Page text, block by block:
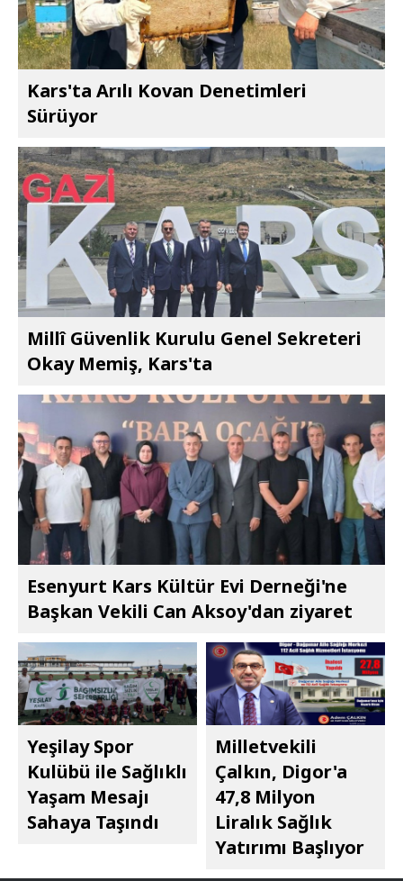
Kars'ta Arılı Kovan Denetimleri
Sürüyor
Millî Güvenlik Kurulu Genel Sekreteri
Okay Memiş, Kars'ta
Esenyurt Kars Kültür Evi Derneği'ne
Başkan Vekili Can Aksoy'dan ziyaret
Yeşilay Spor
Kulübü ile Sağlıklı
Yaşam Mesajı
Sahaya Taşındı
Milletvekili
Çalkın, Digor'a
47,8 Milyon
Liralık Sağlık
Yatırımı Başlıyor